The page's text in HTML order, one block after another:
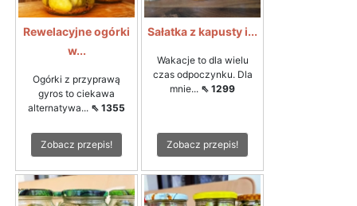
Rewelacyjne ogórki
w...
Ogórki z przyprawą
gyros to ciekawa
alternatywa... ⇖ 1355
Zobacz przepis!
Sałatka z kapusty i...
Wakacje to dla wielu
czas odpoczynku. Dla
mnie... ⇖ 1299
Zobacz przepis!